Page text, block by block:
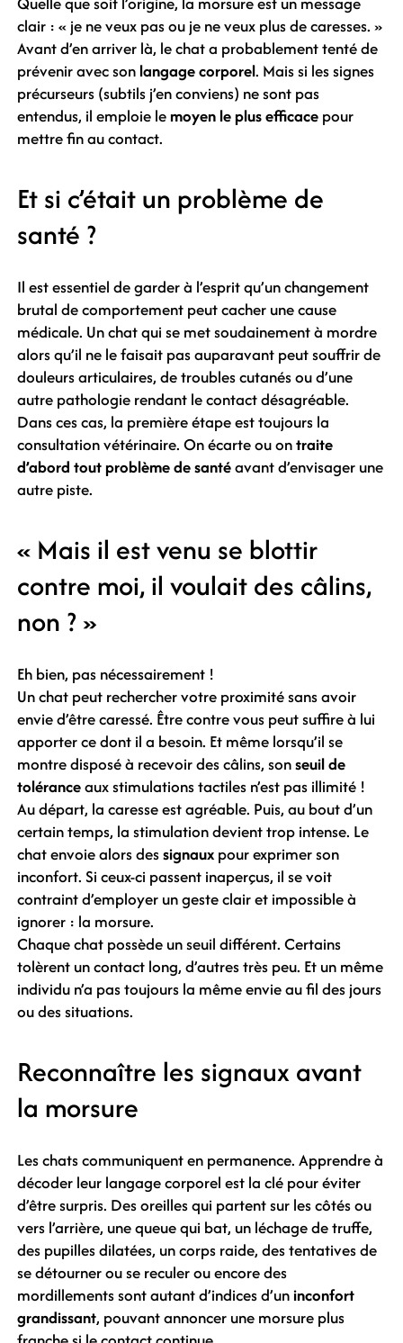
clair : « je ne veux pas ou je ne veux plus de caresses. »
Avant d’en arriver là, le chat a probablement tenté de
prévenir avec son langage corporel. Mais si les signes
précurseurs (subtils j’en conviens) ne sont pas
entendus, il emploie lemoyen le plus efficace pour
mettre fin au contact.
Et si c’était un problème de
santé ?
Il est essentiel de garder à l’esprit qu’un changement
brutal de comportement peut cacher une cause
médicale. Un chat qui se met soudainement à mordre
alors qu’il ne le faisait pas auparavant peut souffrir de
douleurs articulaires, de troubles cutanés ou d’une
autre pathologie rendant le contact désagréable.
Dans ces cas, la première étape est toujours la
consultation vétérinaire. On écarte ou ontraite
d’abord tout problème de santéavant d’envisager une
autre piste.
« Mais il est venu se blottir
contre moi, il voulait des câlins,
non ? »
Eh bien, pas nécessairement !
Un chat peut rechercher votre proximité sans avoir
envie d’être caressé. Être contre vous peut suffire à lui
apporter ce dont il a besoin. Et même lorsqu’il se
montre disposé à recevoir des câlins, sonseuil de
toléranceaux stimulations tactiles n’est pas illimité !
Au départ, la caresse est agréable. Puis, au bout d’un
certain temps, la stimulation devient trop intense. Le
chat envoie alors dessignaux pour exprimer son
inconfort. Si ceux-ci passent inaperçus, il se voit
contraint d’employer un geste clair et impossible à
ignorer : la morsure.
Chaque chat possède un seuil différent. Certains
tolèrent un contact long, d’autres très peu. Et un même
individu n’a pas toujours la même envie au fil des jours
ou des situations.
Reconnaître les signaux avant
la morsure
Les chats communiquent en permanence. Apprendre à
décoder leur langage corporel est la clé pour éviter
d’être surpris. Des oreilles qui partent sur les côtés ou
vers l’arrière, une queue qui bat, un léchage de truffe,
des pupilles dilatées, un corps raide, des tentatives de
se détourner ou se reculer ou encore des
mordillements sont autant d’indices d’uninconfort
grandissant, pouvant annoncer une morsure plus